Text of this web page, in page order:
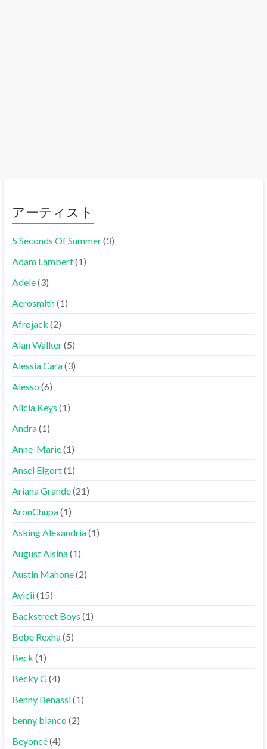
アーティスト
5 Seconds Of Summer(3)
Adam Lambert(1)
Adele(3)
Aerosmith(1)
Afrojack (2)
Alan Walker(5)
Alessia Cara(3)
Alesso(6)
Alicia Keys (1)
Andra(1)
Anne-Marie(1)
Ansel Elgort(1)
Ariana Grande(21)
AronChupa(1)
Asking Alexandria(1)
August Alsina(1)
Austin Mahone(2)
Avicii(15)
Backstreet Boys (1)
Bebe Rexha(5)
Beck (1)
Becky G(4)
Benny Benassi(1)
benny blanco(2)
Beyoncé(4)